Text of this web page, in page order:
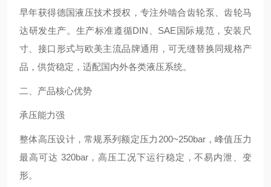
早年获得德国液压技术授权，专注外啮合齿轮泵、齿轮马
达研发生产。生产标准遵循DIN、SAE国际规范，安装尺
寸、接口形式与欧美主流品牌通用，可无缝替换同规格产
品，供货稳定，适配国内外各类液压系统。
二、产品核心优势
承压能力强
整体高压设计，常规系列额定压力200~250bar，峰值压力
最高可达 320bar，高压工况下运行稳定，不易内泄、变
形。